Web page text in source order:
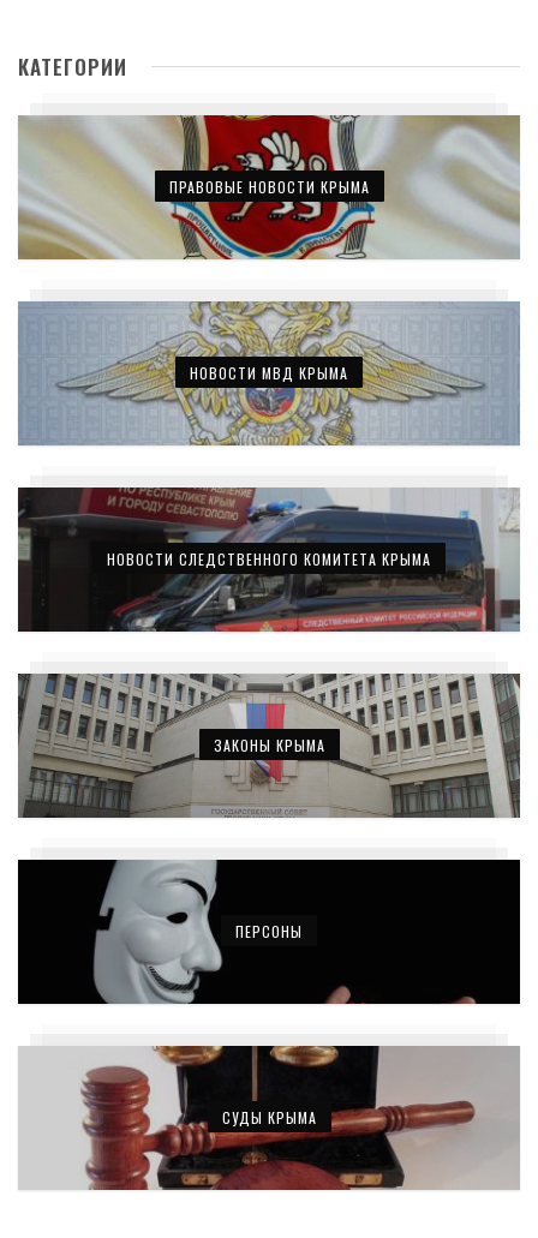
КАТЕГОРИИ
ПРАВОВЫЕ НОВОСТИ КРЫМА
НОВОСТИ МВД КРЫМА
НОВОСТИ СЛЕДСТВЕННОГО КОМИТЕТА КРЫМА
ЗАКОНЫ КРЫМА
ПЕРСОНЫ
СУДЫ КРЫМА